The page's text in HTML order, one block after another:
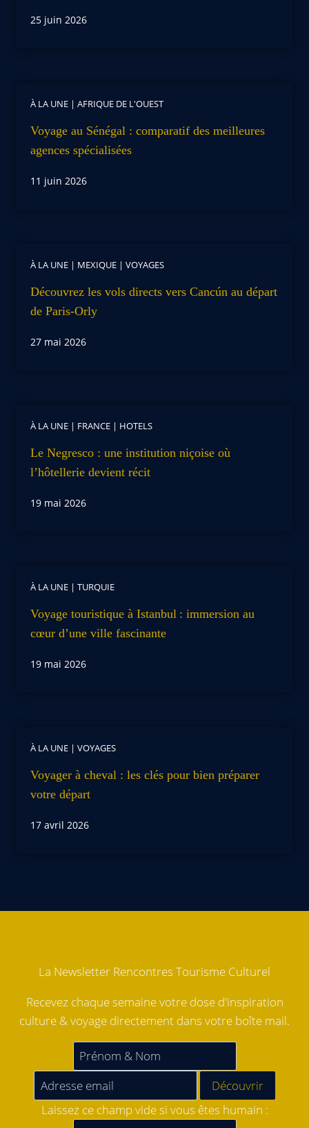
25 juin 2026
À LA UNE | AFRIQUE DE L'OUEST
Voyage au Sénégal : comparatif des meilleures
agences spécialisées
11 juin 2026
À LA UNE | MEXIQUE | VOYAGES
Découvrez les vols directs vers Cancún au départ
de Paris-Orly
27 mai 2026
À LA UNE | FRANCE | HOTELS
Le Negresco : une institution niçoise où
l’hôtellerie devient récit
19 mai 2026
À LA UNE | TURQUIE
Voyage touristique à Istanbul : immersion au
cœur d’une ville fascinante
19 mai 2026
À LA UNE | VOYAGES
Voyager à cheval : les clés pour bien préparer
votre départ
17 avril 2026
La Newsletter Rencontres Tourisme Culturel
Recevez chaque semaine votre dose d'inspiration
culture & voyage directement dans votre boîte mail.
Laissez ce champ vide si vous êtes humain :